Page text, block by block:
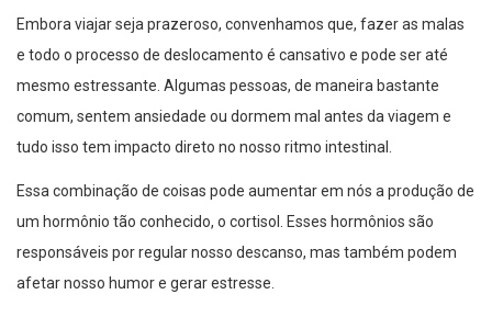
Embora viajar seja prazeroso, convenhamos que, fazer as malas
e todo o processo de deslocamento é cansativo e pode ser até
mesmo estressante. Algumas pessoas, de maneira bastante
comum, sentem ansiedade ou dormem mal antes da viagem e
tudo isso tem impacto direto no nosso ritmo intestinal.
Essa combinação de coisas pode aumentar em nós a produção de
um hormônio tão conhecido, o cortisol. Esses hormônios são
responsáveis por regular nosso descanso, mas também podem
afetar nosso humor e gerar estresse.